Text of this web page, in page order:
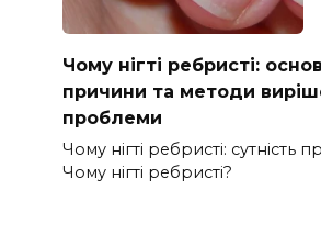
Чому нігті ребристі:
причини та методи
проблеми
Чому нігті ребристі: сутність
Чому нігті ребристі?